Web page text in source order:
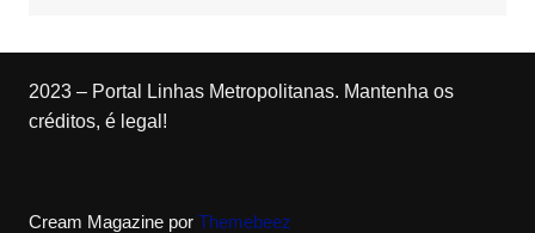
2023 – Portal Linhas Metropolitanas. Mantenha os
créditos, é legal!
Cream Magazine por Themebeez